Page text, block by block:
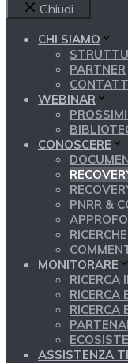
Chiudi
CHI SIAMO
PARTNER
WEBINAR
CONOSCERE
PNRR &
MONITORARE
RICERCA
RICERCA
RICERCA
ASSISTENZA